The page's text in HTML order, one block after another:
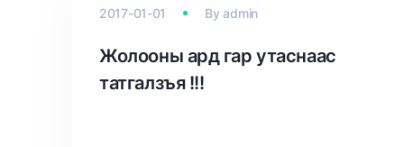
2017-01-01 Byadmin
Жолооны ард гар утаснаас
татгалзъя !!!